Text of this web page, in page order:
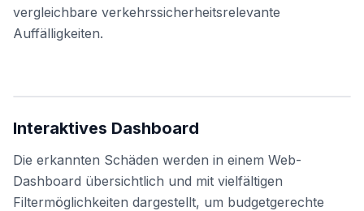
vergleichbare verkehrssicherheitsrelevante
Auffälligkeiten.
Interaktives Dashboard
Die erkannten Schäden werden in einem Web-
Dashboard übersichtlich und mit vielfältigen
Filtermöglichkeiten dargestellt, um budgetgerechte